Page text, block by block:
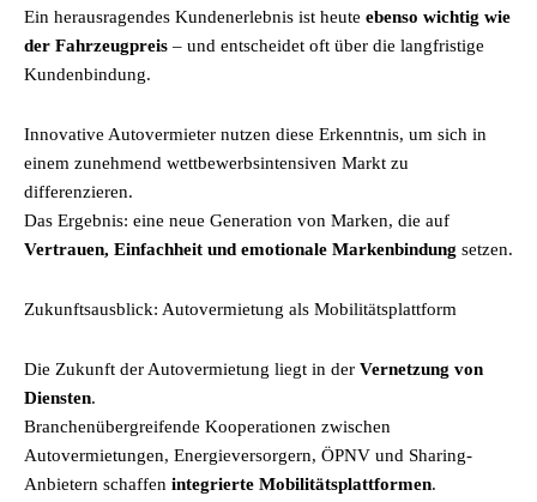
Ein herausragendes Kundenerlebnis ist heute ebenso wichtig wie
der Fahrzeugpreis – und entscheidet oft über die langfristige
Kundenbindung.
Innovative Autovermieter nutzen diese Erkenntnis, um sich in
einem zunehmend wettbewerbsintensiven Markt zu
differenzieren.
Das Ergebnis: eine neue Generation von Marken, die auf
Vertrauen, Einfachheit und emotionale Markenbindung setzen.
Zukunftsausblick: Autovermietung als Mobilitätsplattform
Die Zukunft der Autovermietung liegt in der Vernetzung von
Diensten.
Branchenübergreifende Kooperationen zwischen
Autovermietungen, Energieversorgern, ÖPNV und Sharing-
Anbietern schaffen integrierte Mobilitätsplattformen.